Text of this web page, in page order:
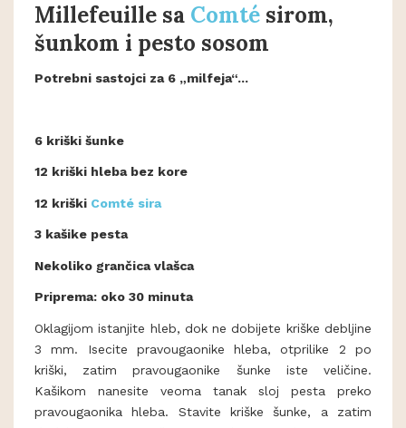
Millefeuille sa Comté sirom,
šunkom i pesto sosom
Potrebni sastojci za 6 „milfeja“...
6 kriški šunke
12 kriški hleba bez kore
12 kriški Comté sira
3 kašike pesta
Nekoliko grančica vlašca
Priprema: oko 30 minuta
Oklagijom istanjite hleb, dok ne dobijete kriške debljine
3 mm. Isecite pravougaonike hleba, otprilike 2 po
kriški, zatim pravougaonike šunke iste veličine.
Kašikom nanesite veoma tanak sloj pesta preko
pravougaonika hleba. Stavite kriške šunke, a zatim